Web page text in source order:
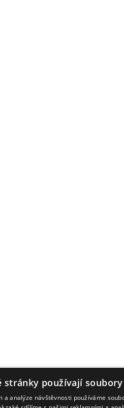
stránky používají
a analýze návštěvnosti používáme